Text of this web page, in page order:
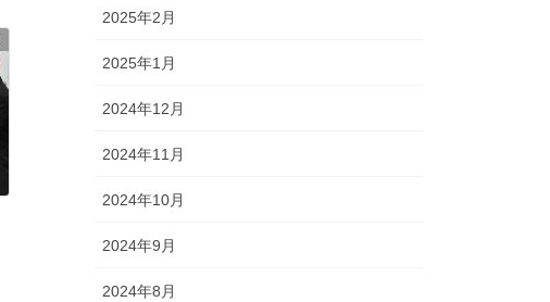
2025年2月
2025年1月
2024年12月
2024年11月
2024年10月
2024年9月
2024年8月